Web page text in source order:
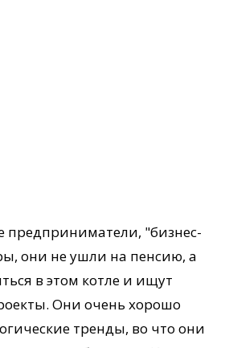
"бизнес-
они не ушли на пенсию, а
в этом котле и ищут
Они очень хорошо
тренды, во что они